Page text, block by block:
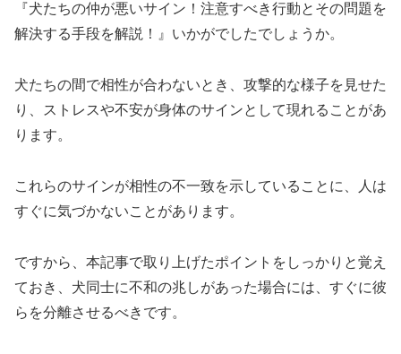
『犬たちの仲が悪いサイン！注意すべき行動とその問題を
解決する手段を解説！』いかがでしたでしょうか。
犬たちの間で相性が合わないとき、攻撃的な様子を見せた
り、ストレスや不安が身体のサインとして現れることがあ
ります。
これらのサインが相性の不一致を示していることに、人は
すぐに気づかないことがあります。
ですから、本記事で取り上げたポイントをしっかりと覚え
ておき、犬同士に不和の兆しがあった場合には、すぐに彼
らを分離させるべきです。